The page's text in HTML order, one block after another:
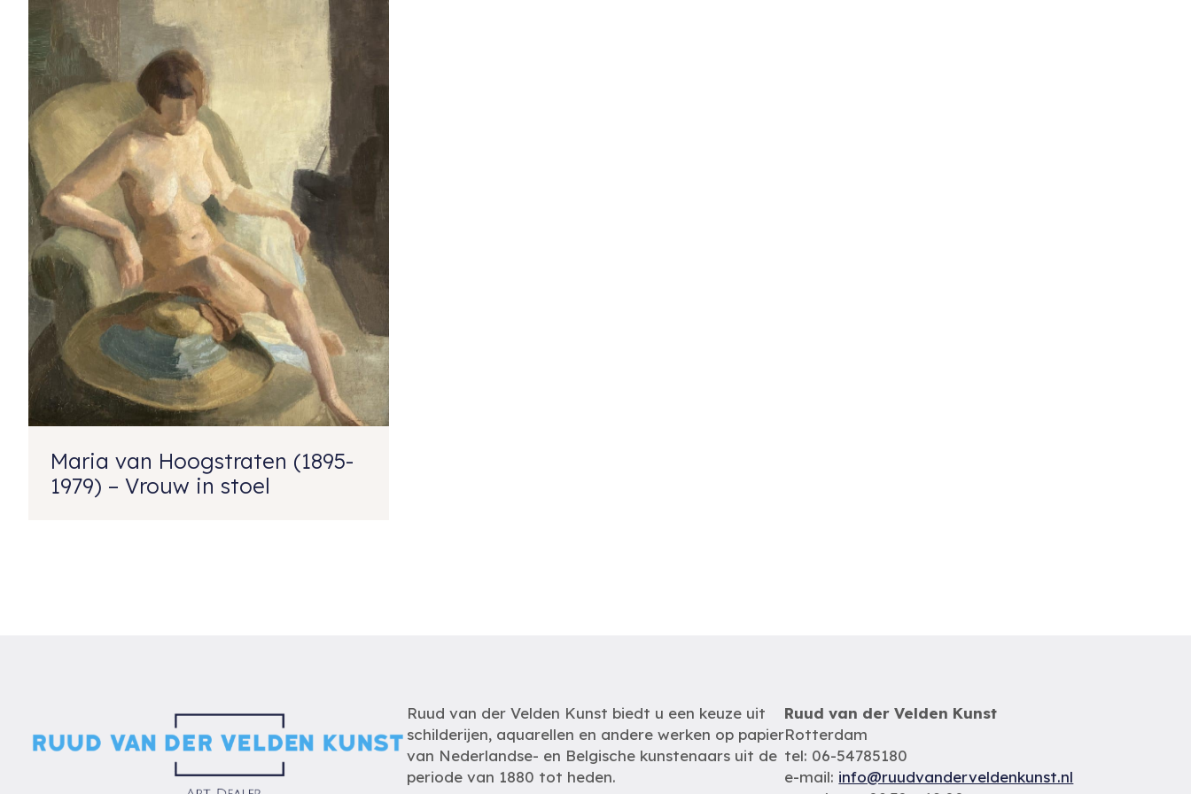
Maria van Hoogstraten (1895-
1979) – Vrouw in stoel
Ruud van der Velden Kunst biedt u een keuze uit
schilderijen, aquarellen en andere werken op papier
van Nederlandse- en Belgische kunstenaars uit de
periode van 1880 tot heden.
Ruud van der Velden Kunst
Rotterdam
tel: 06-54785180
e-mail: info@ruudvanderveldenkunst.nl